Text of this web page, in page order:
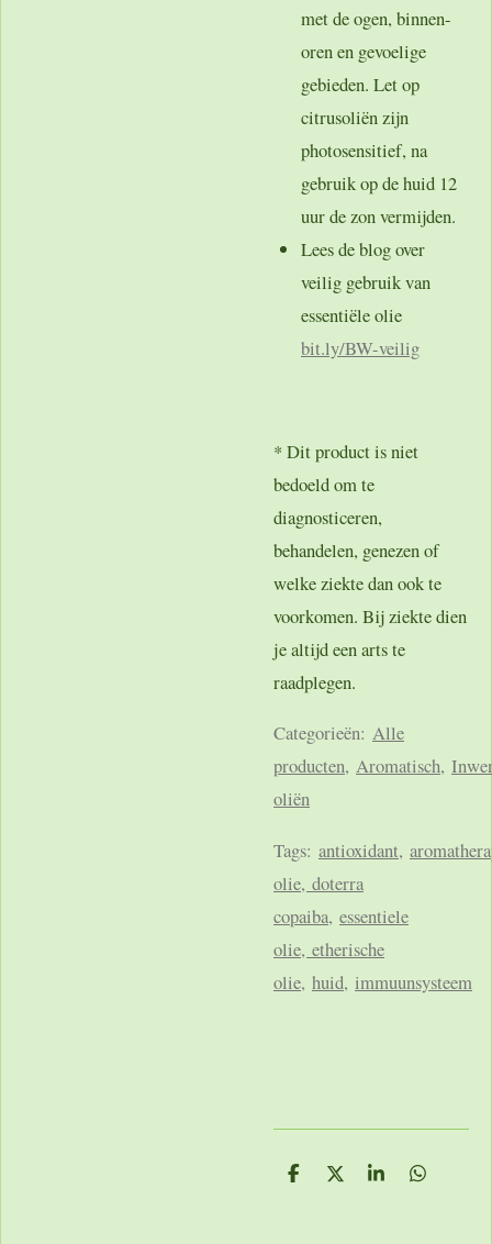
met de ogen, binnen-
oren en gevoelige
gebieden. Let op
citrusoliën zijn
photosensitief, na
gebruik op de huid 12
uur de zon vermijden.
Lees de blog over
veilig gebruik van
essentiële olie
bit.ly/BW-veilig
* Dit product is niet
bedoeld om te
diagnosticeren,
behandelen, genezen of
welke ziekte dan ook te
voorkomen. Bij ziekte dien
je altijd een arts te
raadplegen.
Categorieën: Alle
producten, Aromatisch,
oliën
Tags: antioxidant,
olie, doterra
copaiba, essentiele
olie, etherische
olie, huid, immuunsysteem
D
D
S
D